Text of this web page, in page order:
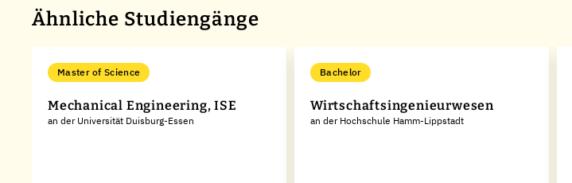
Ähnliche Studiengänge
Master of Science
Mechanical Engineering, ISE
an der Universität Duisburg-Essen
Bachelor
Wirtschaftsingenieurwesen
an der Hochschule Hamm-Lippstadt